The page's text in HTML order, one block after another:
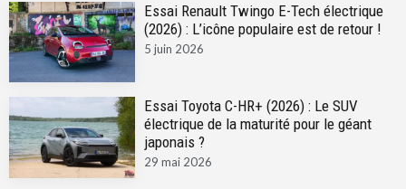
Essai Renault Twingo E-Tech électrique
(2026) : L’icône populaire est de retour !
5 juin 2026
Essai Toyota C-HR+ (2026) : Le SUV
électrique de la maturité pour le géant
japonais ?
29 mai 2026